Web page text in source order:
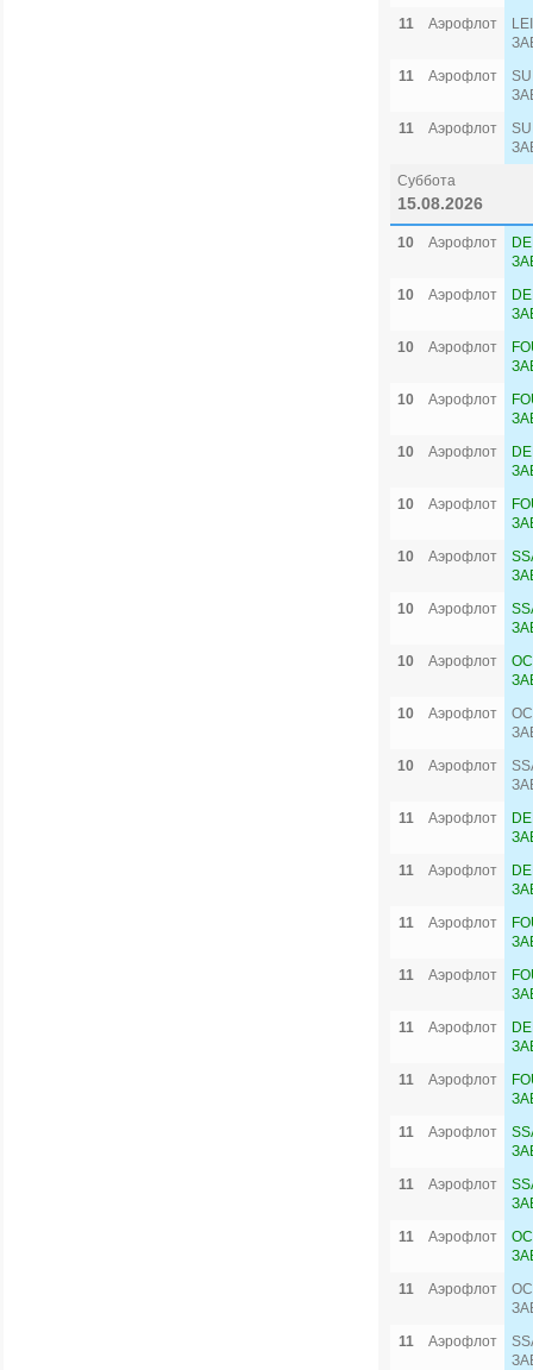
11
Аэрофлот
11
Аэрофлот
11
Аэрофлот
Суббота
15.08.2026
10 Аэрофлот
10
Аэрофлот
10
Аэрофлот
10
Аэрофлот
10
Аэрофлот
10
Аэрофлот
10
Аэрофлот
10
Аэрофлот
10
Аэрофлот
10
Аэрофлот
10
Аэрофлот
11
Аэрофлот
11
Аэрофлот
11
Аэрофлот
11
Аэрофлот
11
Аэрофлот
11
Аэрофлот
11
Аэрофлот
11
Аэрофлот
11
Аэрофлот
11
Аэрофлот
11
Аэрофлот